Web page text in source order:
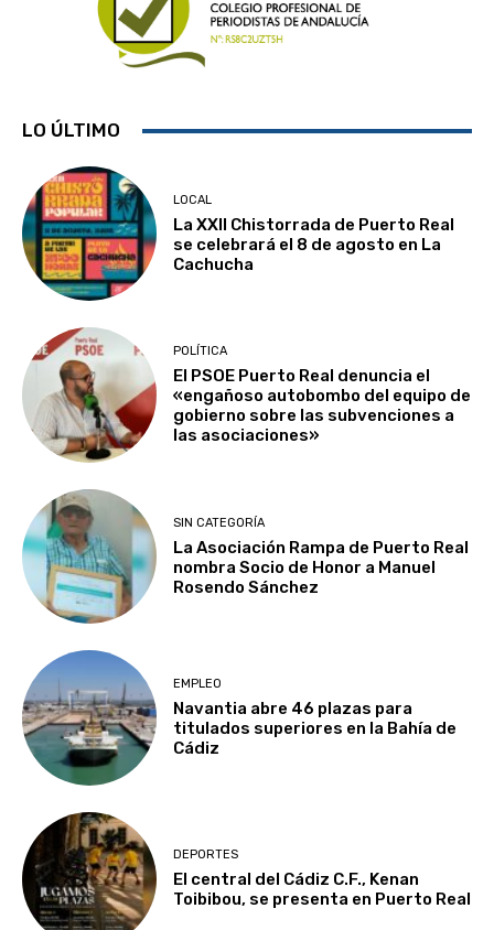
LO ÚLTIMO
LOCAL
La XXII Chistorrada de Puerto Real
se celebrará el 8 de agosto en La
Cachucha
POLÍTICA
El PSOE Puerto Real denuncia el
«engañoso autobombo del equipo de
gobierno sobre las subvenciones a
las asociaciones»
SIN CATEGORÍA
La Asociación Rampa de Puerto Real
nombra Socio de Honor a Manuel
Rosendo Sánchez
EMPLEO
Navantia abre 46 plazas para
titulados superiores en la Bahía de
Cádiz
DEPORTES
El central del Cádiz C.F., Kenan
Toibibou, se presenta en Puerto Real